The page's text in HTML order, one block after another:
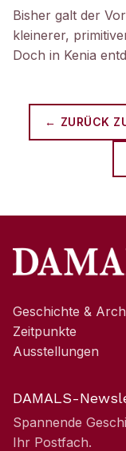
Bisher galt der
kleinerer,
Doch in Kenia
← ZURÜCK
Geschichte &
Zeitpunkte
Ausstellungen
DAMALS-
Spannende
Ihr Postfach.